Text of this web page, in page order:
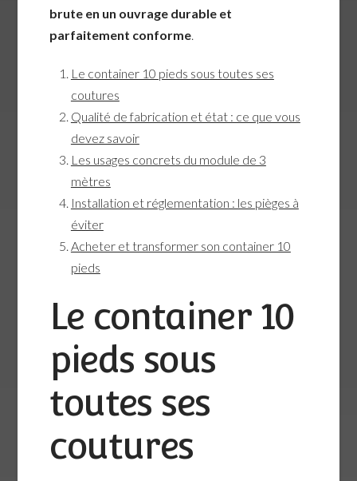
brute en un ouvrage durable et
parfaitement conforme
Le container 10 pieds sous toutes ses
coutures
Qualité de fabrication et état : ce que vous
devez savoir
Les usages concrets du module de 3
mètres
Installation et réglementation : les pièges à
éviter
Acheter et transformer son container 10
pieds
Le container 10
pieds sous
toutes ses
coutures